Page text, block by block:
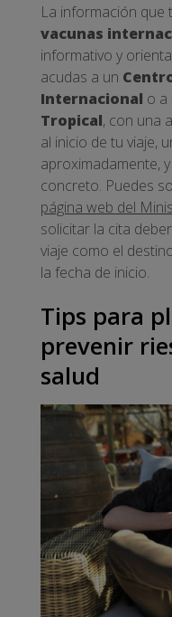
La información
vacunas
informativo y
acudas a un
Internacional o a
Tropical, con una
al inicio de tu viaje,
aproximadamente,
concreto. Puedes
página web del
solicitar la cita
viaje como el
la fecha de inicio.
Tips para
prevenir
salud